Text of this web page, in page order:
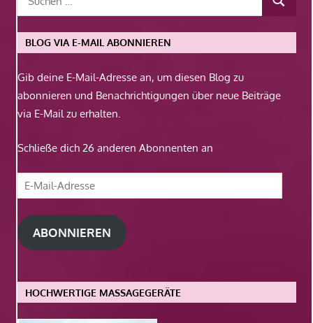
BLOG VIA E-MAIL ABONNIEREN
Gib deine E-Mail-Adresse an, um diesen Blog zu
abonnieren und Benachrichtigungen über neue Beiträge
via E-Mail zu erhalten.
Schließe dich 26 anderen Abonnenten an
E-
Mail-
Adresse
ABONNIEREN
HOCHWERTIGE MASSAGEGERÄTE